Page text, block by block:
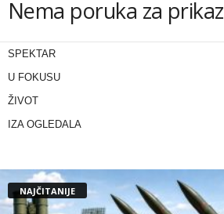
Nema poruka za prikaz
SPEKTAR
U FOKUSU
ŽIVOT
IZA OGLEDALA
NAJČITANIJE